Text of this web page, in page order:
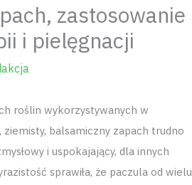
zastosowanie
i pielęgnacji
roślin wykorzystywanych w
balsamiczny zapach trudno
i uspokajający, dla innych
sprawiła, że paczula od wielu